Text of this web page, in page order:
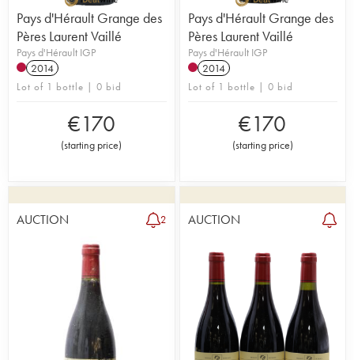
Pays d'Hérault Grange des
Pères Laurent Vaillé
Pays d'Hérault IGP
2014
Lot of 1 bottle | 0 bid
€170
(starting price)
Pays d'Hérault Grange des
Pères Laurent Vaillé
Pays d'Hérault IGP
2014
Lot of 1 bottle | 0 bid
€170
(starting price)
AUCTION 2 AUCTION